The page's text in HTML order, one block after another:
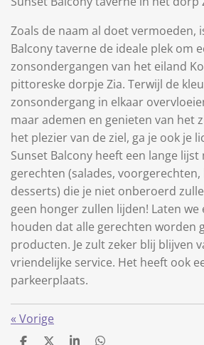
Zoals de naam al doet vermoeden,
Balcony taverne de ideale plek om
zonsondergangen van het eiland
pittoreske dorpje Zia. Terwijl de
zonsondergang in elkaar
maar ademen en genieten van het
het plezier van de ziel, ga je ook je
Sunset Balcony heeft een lange
gerechten (salades,
desserts) die je niet onberoerd
geen honger zullen lijden! Laten we
houden dat alle gerechten worden
producten. Je zult zeker blij blijven
vriendelijke service. Het heeft ook
parkeerplaats.
« Vorige